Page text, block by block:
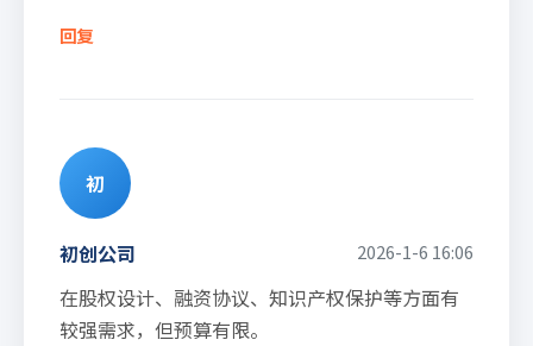
回复
初
初创公司 2026-1-6 16:06
在股权设计、融资协议、知识产权保护等方面有
较强需求，但预算有限。